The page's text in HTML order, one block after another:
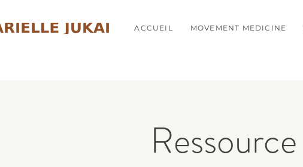
ACCUEIL MOVEMENT MEDICINE